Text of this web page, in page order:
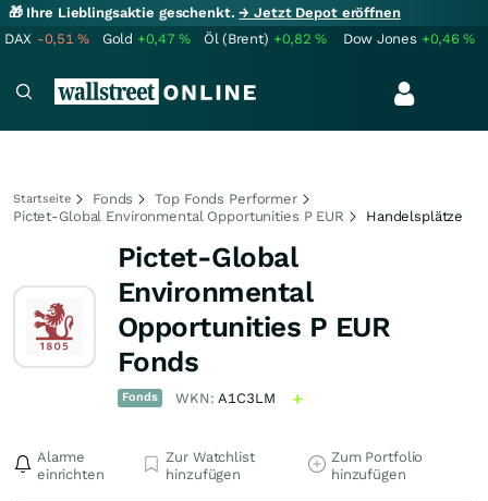
🎁 Ihre Lieblingsaktie geschenkt.→ Jetzt Depot eröffnen
DAX -0,51% Gold +0,47% Öl (Brent) +0,82% Dow Jones +0,46%
Startseite Fonds
Top Fonds Performer
Pictet-Global Environmental Opportunities P EUR
Handelsplätze
Pictet-Global
Environmental
Opportunities P EUR
Fonds
Fonds WKN:A1C3LM
Alarme
einrichten
Zur Watchlist
hinzufügen
Zum Portfolio
hinzufügen